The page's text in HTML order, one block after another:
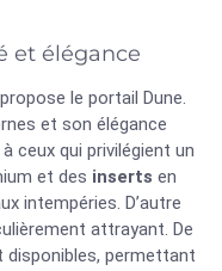
et élégance
le portail Dune.
et son élégance
ceux qui privilégient un
et des inserts en
intempéries. D’autre
attrayant. De
permettant